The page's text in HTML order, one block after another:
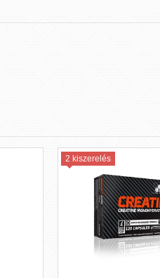
2 kiszerelés